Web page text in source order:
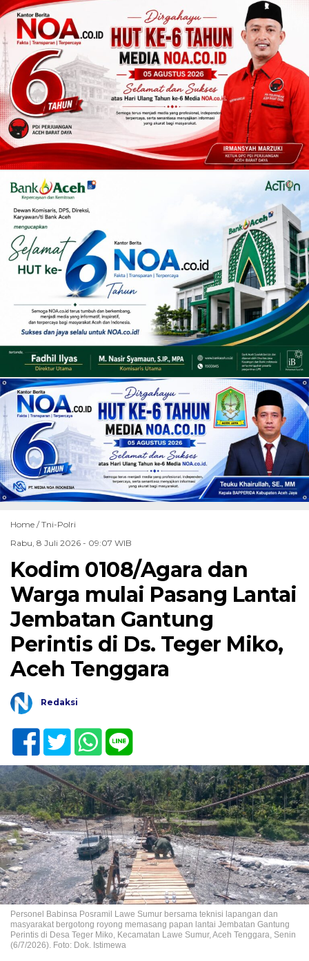
Home /Tni-Polri
Rabu, 8 Juli 2026 - 09:07 WIB
Kodim 0108/Agara dan
Warga mulai Pasang Lantai
Jembatan Gantung
Perintis di Ds. Teger Miko,
Aceh Tenggara
Redaksi
Personel Babinsa Posramil Lawe Sumur bersama teknisi lapangan dan
masyarakat bergotong royong memasang papan lantai Jembatan Gantung
Perintis di Desa Teger Miko, Kecamatan Lawe Sumur, Aceh Tenggara, Senin
(6/7/2026). Foto: Dok. Istimewa